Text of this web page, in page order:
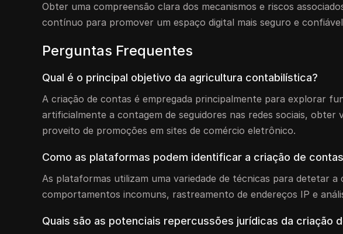
Obter uma compreensão clara dos mecanismos e riscos
contínuo para promover um espaço digital mais seguro e
Perguntas Frequentes
Qual é o principal objetivo da agricultura contabilística?
A criação de contas é empregada principalmente para explorar
artificialmente a contagem de seguidores nas redes sociais,
proveito de promoções em sites de comércio eletrônico.
Como as plataformas podem identificar a criação de
As plataformas utilizam uma variedade de técnicas para detetar
comportamentos incomuns, rastreamento de endereços IP e
Quais são as potenciais repercussões jurídicas da criação